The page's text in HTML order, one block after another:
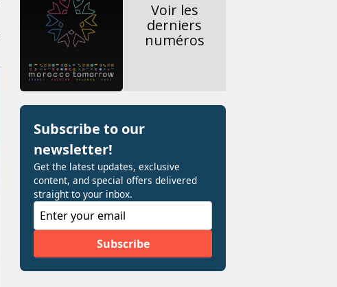
Voir les
derniers
numéros